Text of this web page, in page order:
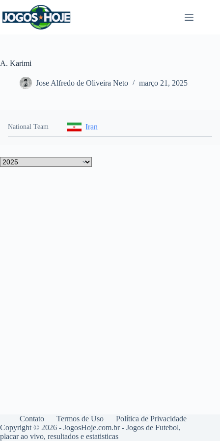
para
o
A. Karimi
Jose Alfredo de Oliveira Neto março 21, 2025
National Team Iran
Contato Termos de Uso
Política de Privacidade
Copyright © 2026 - JogosHoje.com.br - Jogos de Futebol,
placar ao vivo, resultados e estatisticas